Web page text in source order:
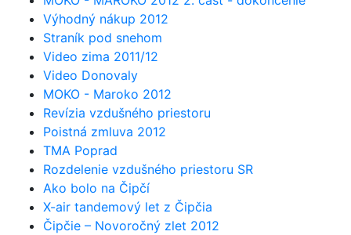
Výhodný nákup 2012
Straník pod snehom
Video zima 2011/12
Video Donovaly
MOKO - Maroko 2012
Revízia vzdušného priestoru
Poistná zmluva 2012
TMA Poprad
Rozdelenie vzdušného priestoru SR
Ako bolo na Čipčí
X-air tandemový let z Čipčia
Čipčie – Novoročný zlet 2012